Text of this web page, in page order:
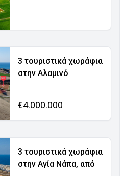
3 τουριστικά χωράφια
στην Αλαμινό
€4.000.000
3 τουριστικά χωράφια
στην Αγία Νάπα, από